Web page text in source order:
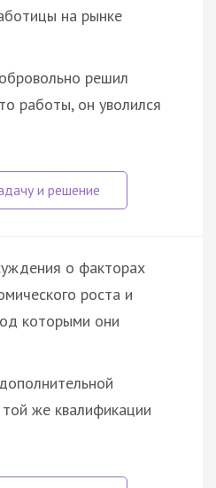
на рынке
решил
работы, он уволился
о факторах
роста и
которыми они
же квалификации